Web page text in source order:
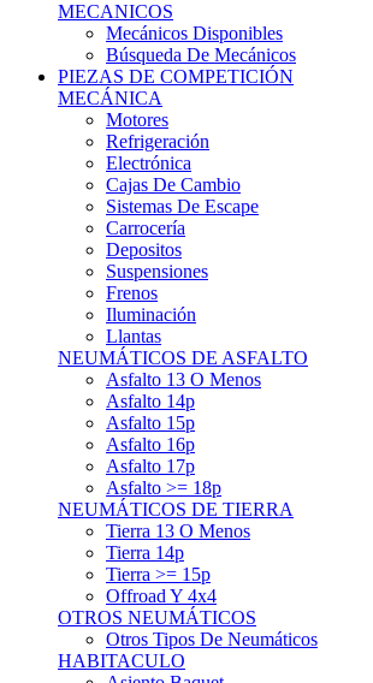
MECANICOS
Mecánicos Disponibles
Búsqueda De Mecánicos
PIEZAS DE COMPETICIÓN
MECÁNICA
Motores
Refrigeración
Electrónica
Cajas De Cambio
Sistemas De Escape
Carrocería
Depositos
Suspensiones
Frenos
Iluminación
Llantas
NEUMÁTICOS DE ASFALTO
Asfalto 13 O Menos
Asfalto 14p
Asfalto 15p
Asfalto 16p
Asfalto 17p
Asfalto >= 18p
NEUMÁTICOS DE TIERRA
Tierra 13 O Menos
Tierra 14p
Tierra >= 15p
Offroad Y 4x4
OTROS NEUMÁTICOS
Otros Tipos De Neumáticos
HABITACULO